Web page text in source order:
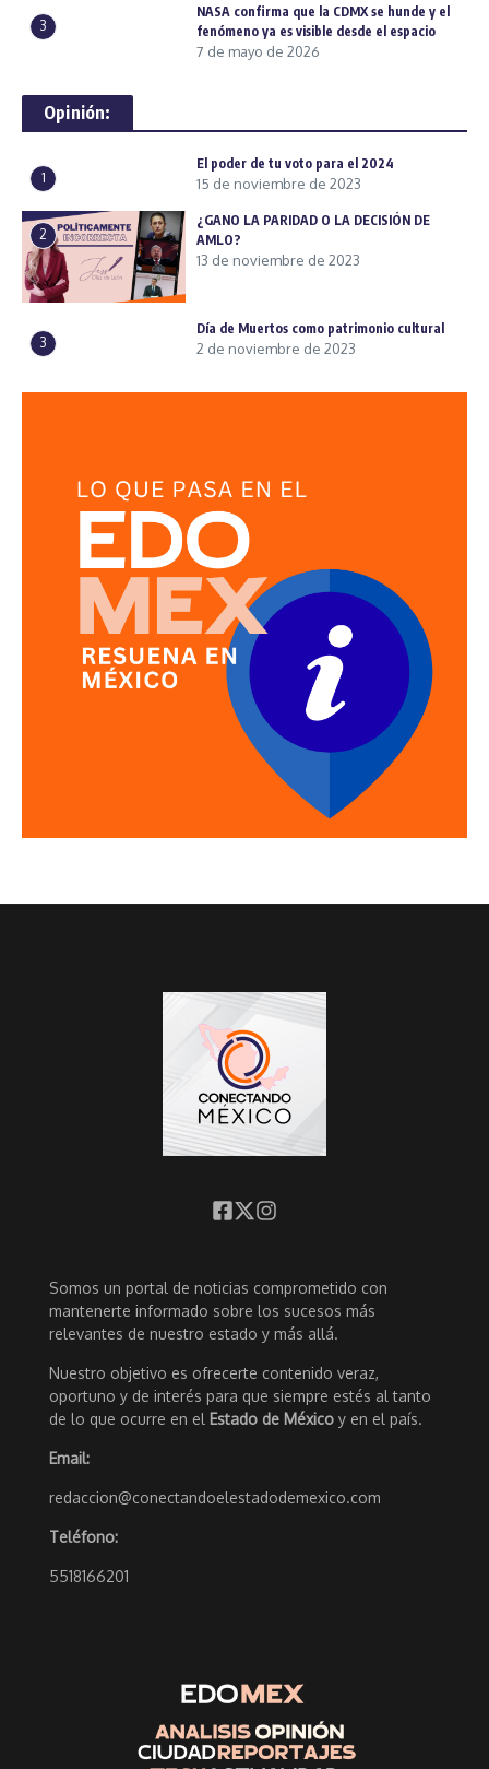
3
NASA confirma que la CDMX se hunde y el
fenómeno ya es visible desde el espacio
7 de mayo de 2026
Opinión:
1
El poder de tu voto para el 2024
15 de noviembre de 2023
2
¿GANO LA PARIDAD O LA DECISIÓN DE
AMLO?
13 de noviembre de 2023
3
Día de Muertos como patrimonio cultural
2 de noviembre de 2023
Somos un portal de noticias comprometido con
mantenerte informado sobre los sucesos más
relevantes de nuestro estado y más allá.
Nuestro objetivo es ofrecerte contenido veraz,
oportuno y de interés para que siempre estés al tanto
de lo que ocurre en el Estado de México y en el país.
Email:
redaccion@conectandoelestadodemexico.com
Teléfono:
5518166201